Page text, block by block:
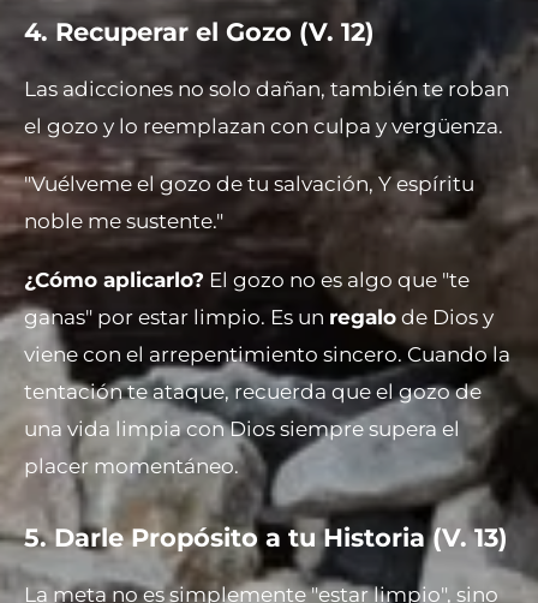
4. Recuperar el Gozo (V. 12)
Las adicciones no solo dañan, también te roban
el gozo y lo reemplazan con culpa y vergüenza.
"Vuélveme el gozo de tu salvación, Y espíritu
noble me sustente."
¿Cómo aplicarlo? El gozo no es algo que "te
ganas" por estar limpio. Es un regalode Dios y
viene con el arrepentimiento sincero. Cuando la
tentación te ataque, recuerda que el gozo de
una vida limpia con Dios siempre supera el
placer momentáneo.
5. Darle Propósito a tu Historia (V. 13)
La meta no es simplemente "estar limpio", sino